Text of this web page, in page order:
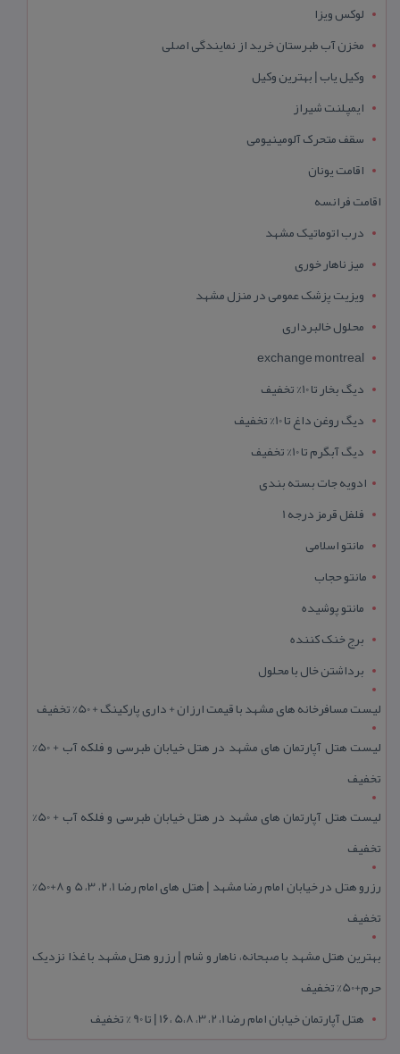
لوکس ویزا
مخزن آب طبرستان خرید از نمایندگی اصلی
وکیل یاب | بهترین وکیل
ایمپلنت شیراز
سقف متحرک آلومینیومی
اقامت یونان
اقامت فرانسه
درب اتوماتیک مشهد
میز ناهار خوری
ویزیت پزشک عمومی در منزل مشهد
محلول خالبرداری
exchange montreal
دیگ بخار تا 10% تخفیف
دیگ روغن داغ تا 10% تخفیف
دیگ آبگرم تا 10% تخفیف
ادویه جات بسته بندی
فلفل قرمز درجه 1
مانتو اسلامی
مانتو حجاب
مانتو پوشیده
برج خنک کننده
برداشتن خال با محلول
لیست مسافرخانه های مشهد با قیمت ارزان + داری پارکینگ + 50% تخفیف
لیست هتل آپارتمان های مشهد در هتل خیابان طبرسی و فلکه آب + 50%
تخفیف
لیست هتل آپارتمان های مشهد در هتل خیابان طبرسی و فلکه آب + 50%
تخفیف
رزرو هتل در خیابان امام رضا مشهد | هتل‌ های امام رضا 1، 2، 3، 5 و 8+50%
تخفیف
بهترین هتل مشهد با صبحانه، ناهار و شام | رزرو هتل مشهد با غذا نزدیک
حرم+50% تخفیف
هتل آپارتمان خیابان امام رضا 1، 2، 3، 5،8 ،16 | تا 90 % تخفیف